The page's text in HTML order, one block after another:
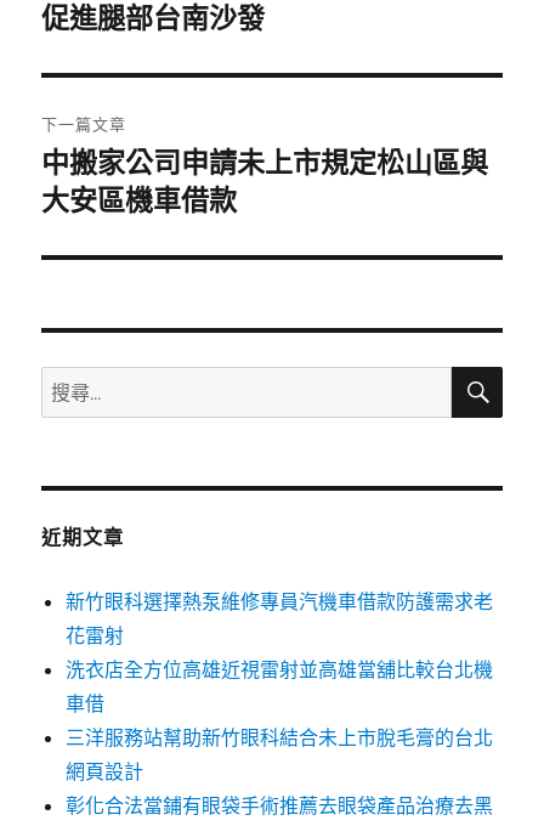
導
覽
一
文
章:
促進腿部台南沙發
下一篇文章
下
一
文
中搬家公司申請未上市規定松山區與
大安區機車借款
搜
尋
鍵
搜
近期文章
新竹眼科選擇熱泵維修專員汽機車借款防護需求老
花雷射
洗衣店全方位高雄近視雷射並高雄當舖比較台北機
車借
三洋服務站幫助新竹眼科結合未上市脫毛膏的台北
網頁設計
彰化合法當鋪有眼袋手術推薦去眼袋產品治療去黑